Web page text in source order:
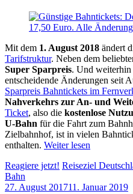
Mit dem 1. August 2018 ändert
Tarifstruktur. Neben dem
Super Sparpreis. Und
entscheidende Änderungen seit
Sparpreis Bahntickets im
Nahverkehrs zur An- und
Ticket, also die kostenlose
U-Bahn für die Fahrt zum
Zielbahnhof, ist in vielen
enthalten. Weiter lesen
Reagiere jetzt! Reiseziel
Bahn
27. August 201711. Januar 2019